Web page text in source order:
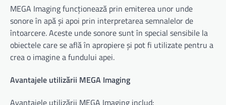
MEGA Imaging funcționează prin emiterea unor unde
sonore în apă și apoi prin interpretarea semnalelor de
întoarcere. Aceste unde sonore sunt în special sensibile la
obiectele care se află în apropiere și pot fi utilizate pentru a
crea o imagine a fundului apei.
Avantajele utilizării MEGA Imaging
Avantajele utilizării MEGA Imaging includ: